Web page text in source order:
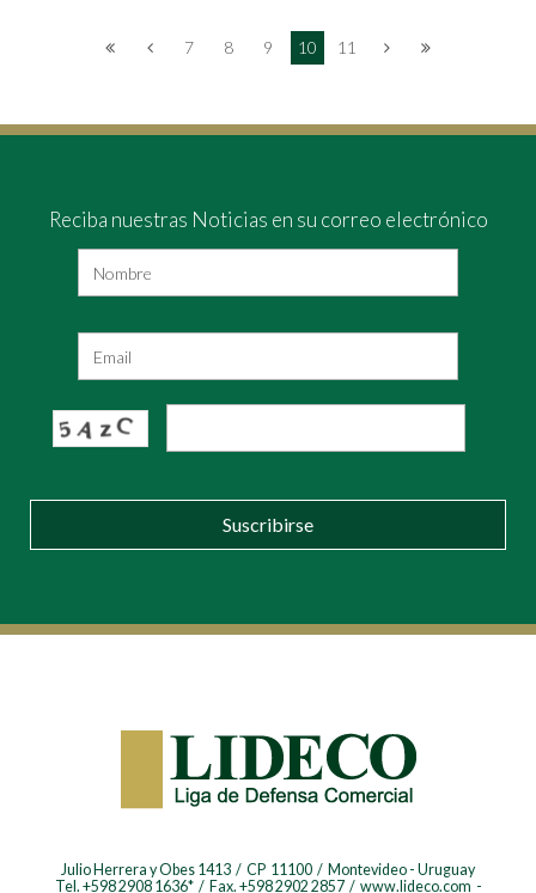
7 8 9 10 11
Reciba nuestras Noticias en su correo electrónico
Suscribirse
Julio Herrera y Obes 1413 / CP 11100 / Montevideo - Uruguay
Tel. +598 2908 1636* / Fax. +598 2902 2857 / www.lideco.com -